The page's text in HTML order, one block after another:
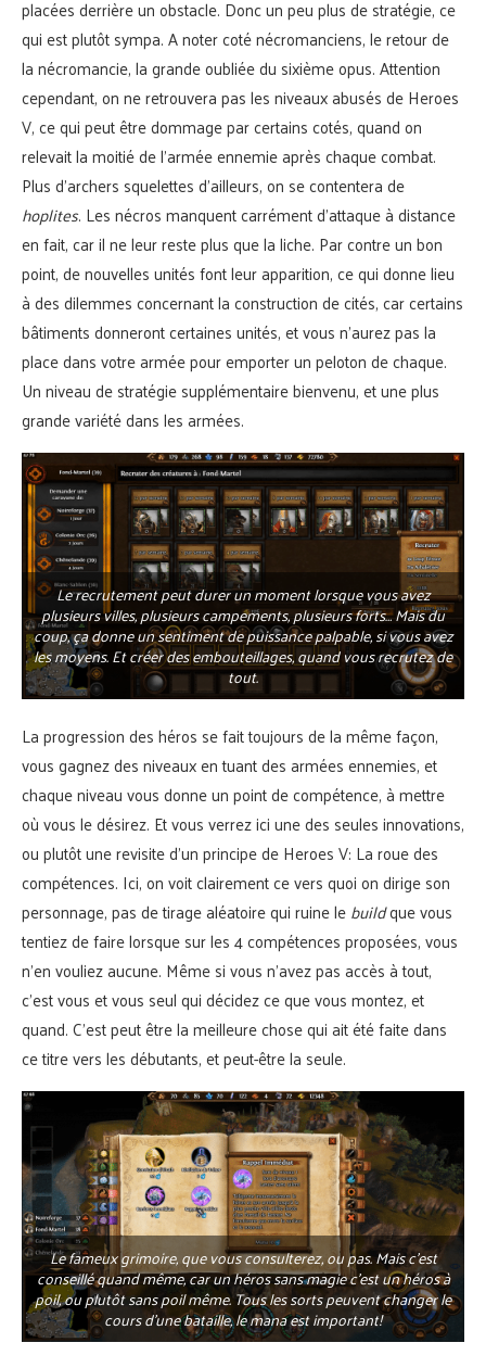
placées derrière un obstacle. Donc un peu plus de stratégie, ce
qui est plutôt sympa. A noter coté nécromanciens, le retour de
la nécromancie, la grande oubliée du sixième opus. Attention
cependant, on ne retrouvera pas les niveaux abusés de Heroes
V, ce qui peut être dommage par certains cotés, quand on
relevait la moitié de l’armée ennemie après chaque combat.
Plus d’archers squelettes d’ailleurs, on se contentera de
hoplites. Les nécros manquent carrément d’attaque à distance
en fait, car il ne leur reste plus que la liche. Par contre un bon
point, de nouvelles unités font leur apparition, ce qui donne lieu
à des dilemmes concernant la construction de cités, car certains
bâtiments donneront certaines unités, et vous n’aurez pas la
place dans votre armée pour emporter un peloton de chaque.
Un niveau de stratégie supplémentaire bienvenu, et une plus
grande variété dans les armées.
Le recrutement peut durer un moment lorsque vous avez
plusieurs villes, plusieurs campements, plusieurs forts… Mais du
coup, ça donne un sentiment de puissance palpable, si vous avez
les moyens. Et créer des embouteillages, quand vous recrutez de
tout.
La progression des héros se fait toujours de la même façon,
vous gagnez des niveaux en tuant des armées ennemies, et
chaque niveau vous donne un point de compétence, à mettre
où vous le désirez. Et vous verrez ici une des seules innovations,
ou plutôt une revisite d’un principe de Heroes V: La roue des
compétences. Ici, on voit clairement ce vers quoi on dirige son
personnage, pas de tirage aléatoire qui ruine lebuildque vous
tentiez de faire lorsque sur les 4 compétences proposées, vous
n’en vouliez aucune. Même si vous n’avez pas accès à tout,
c’est vous et vous seul qui décidez ce que vous montez, et
quand. C’est peut être la meilleure chose qui ait été faite dans
ce titre vers les débutants, et peut-être la seule.
Le fameux grimoire, que vous consulterez, ou pas. Mais c’est
conseillé quand même, car un héros sans magie c’est un héros à
poil, ou plutôt sans poil même. Tous les sorts peuvent changer le
cours d’une bataille, le mana est important!